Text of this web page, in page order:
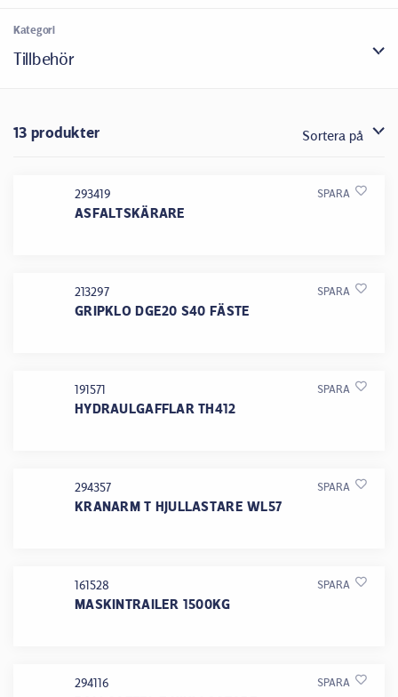
Kategori
Tillbehör
13 produkter Sortera på
293419
ASFALTSKÄRARE
SPARA
213297
GRIPKLO DGE20 S40 FÄSTE
SPARA
191571
HYDRAULGAFFLAR TH412
SPARA
294357
KRANARM T HJULLASTARE WL57
SPARA
161528
MASKINTRAILER 1500KG
SPARA
294116 SPARA